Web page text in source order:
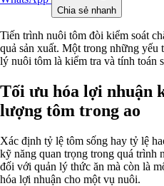
Chia sẻ nhanh
Tiến trình nuôi tôm đòi kiểm soát
quả sản xuất. Một trong những yếu
lý nuôi tôm là kiểm tra và tính toán
Tối ưu hóa lợi nhuận
lượng tôm trong ao
Xác định tỷ lệ tôm sống hay tỷ lệ
kỹ năng quan trọng trong quá trình
đối với quản lý thức ăn mà còn là
hóa lợi nhuận cho một vụ nuôi.